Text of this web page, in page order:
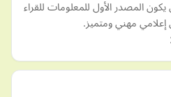
المصدر الأول للمعلومات للقراء
مهني ومتميز.